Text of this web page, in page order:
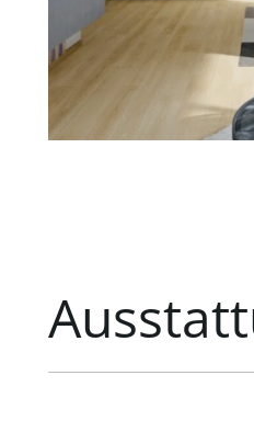
Raumklima. Die 3-fach
betriebenen Raffstores
Wir freuen uns, Ihnen
einem persönlichen
näher zu bringen.